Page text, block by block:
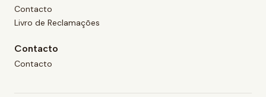
Contacto
Livro de Reclamações
Contacto
Contacto